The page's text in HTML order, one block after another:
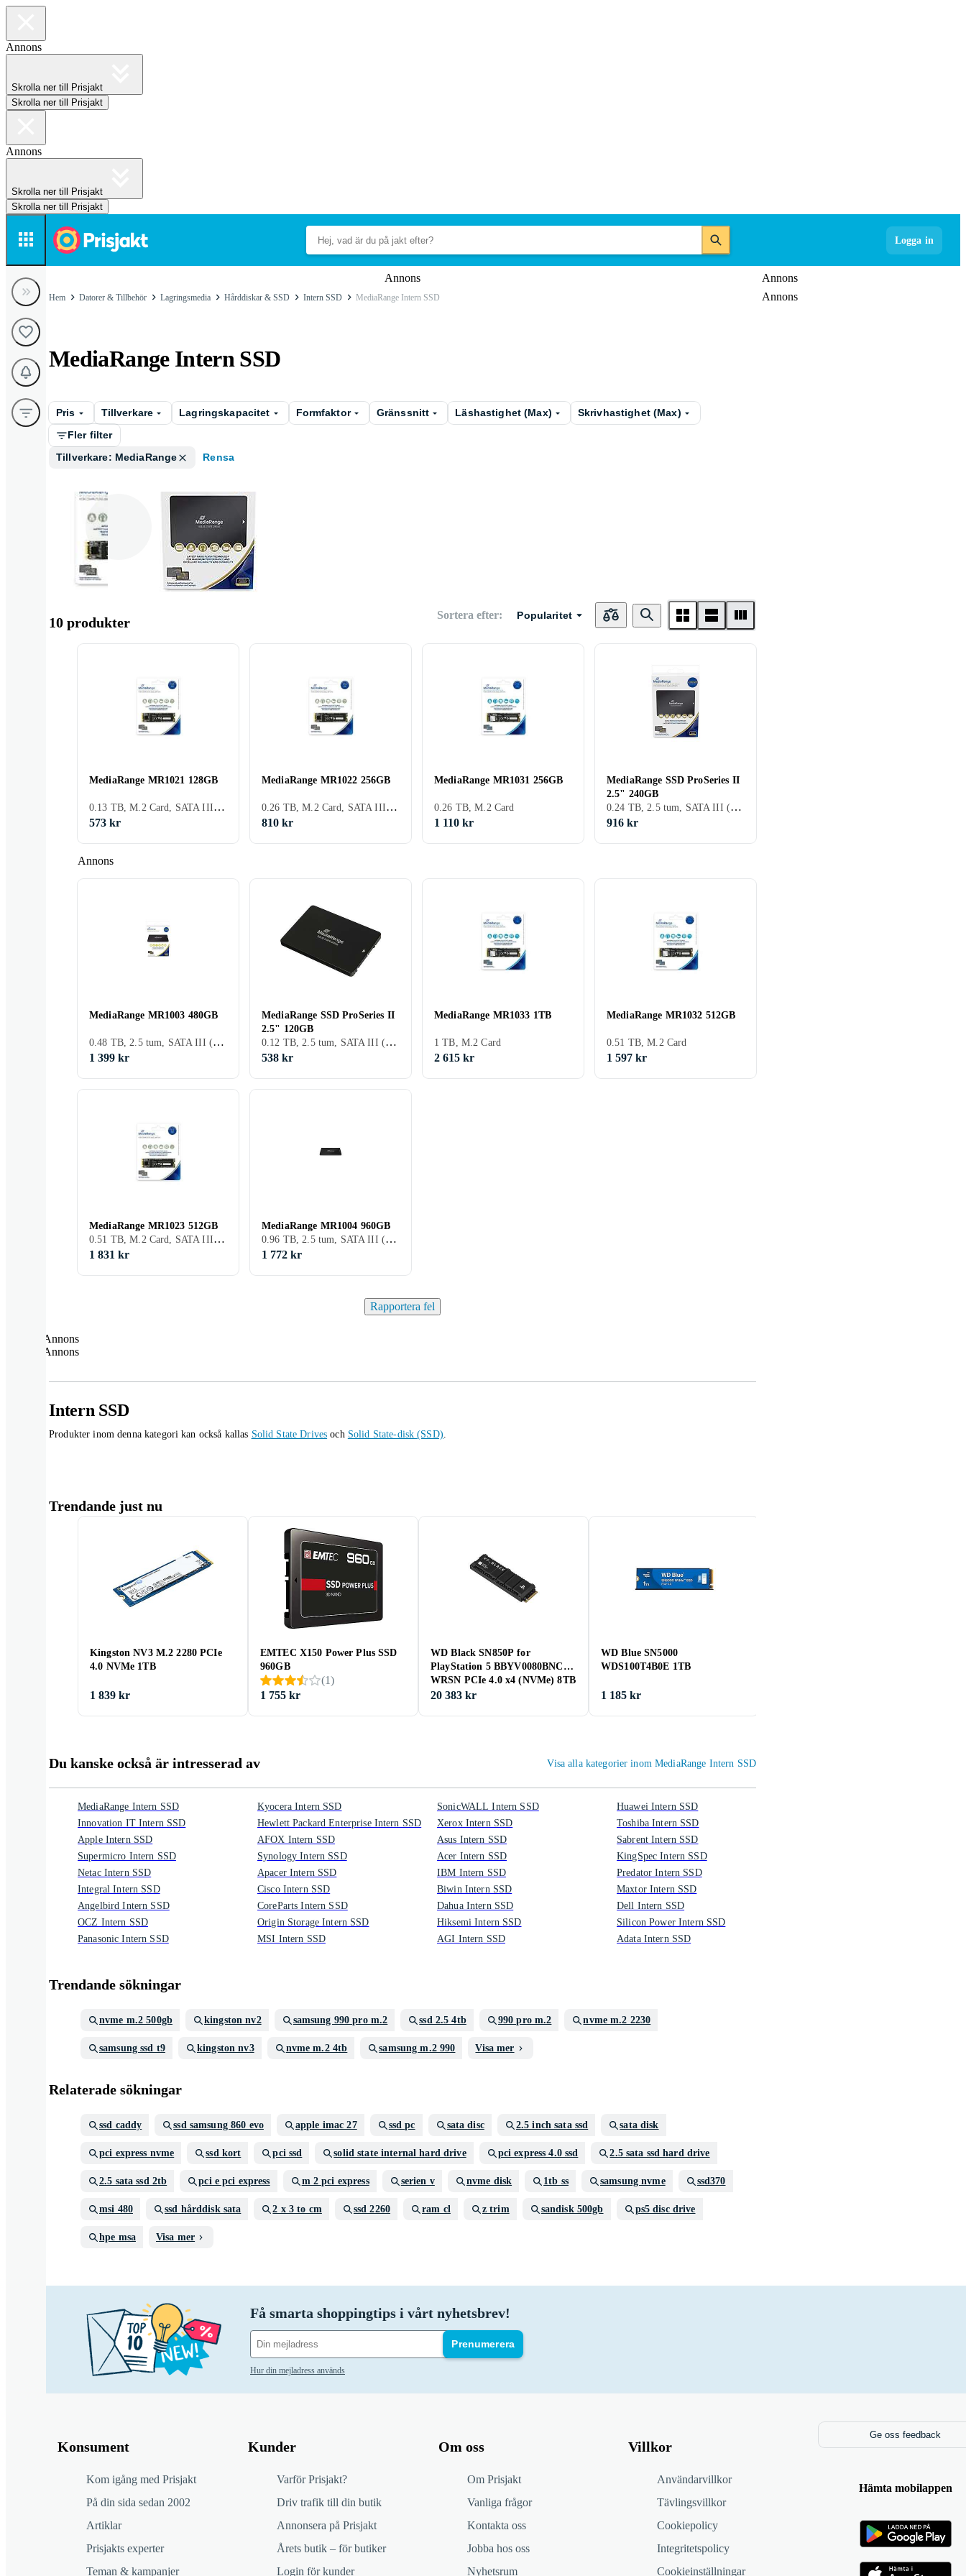
Annons
Skrolla ner till Prisjakt
Skrolla ner till Prisjakt
Annons
Skrolla ner till Prisjakt
Skrolla ner till Prisjakt
Logga in
Annons
Annons
Annons
Hem Datorer & Tillbehör Lagringsmedia Hårddiskar & SSD Intern SSD MediaRange Intern SSD
MediaRange Intern SSD
Pris Tillverkare Lagringskapacitet Formfaktor Gränssnitt Läshastighet (Max)
Skrivhastighet (Max)
Fler filter
Tillverkare: MediaRange
Rensa
M . 2 Card 2 . 5 tum
10 produkter Sortera efter: Popularitet
Annons
MediaRange MR1021 128GB
0.13 TB, M.2 Card, SATA III (6Gb/s)
573 kr
MediaRange MR1022 256GB
0.26 TB, M.2 Card, SATA III (6Gb/s)
810 kr
MediaRange MR1031 256GB
0.26 TB, M.2 Card
1 110 kr
MediaRange SSD ProSeries II
2.5" 240GB
0.24 TB, 2.5 tum, SATA III (6Gb/s)
916 kr
MediaRange MR1003 480GB
0.48 TB, 2.5 tum, SATA III (6Gb/s)
1 399 kr
MediaRange SSD ProSeries II
2.5" 120GB
0.12 TB, 2.5 tum, SATA III (6Gb/s)
538 kr
MediaRange MR1033 1TB
1 TB, M.2 Card
2 615 kr
MediaRange MR1032 512GB
0.51 TB, M.2 Card
1 597 kr
MediaRange MR1023 512GB
0.51 TB, M.2 Card, SATA III (6Gb/s)
1 831 kr
MediaRange MR1004 960GB
0.96 TB, 2.5 tum, SATA III (6Gb/s), S-ATA
1 772 kr
Rapportera fel
Annons
Annons
Intern SSD
Produkter inom denna kategori kan också kallas Solid State Drives och Solid State-disk (SSD).
Trendande just nu
Kingston NV3 M.2 2280 PCIe
4.0 NVMe 1TB
1 839 kr
EMTEC X150 Power Plus SSD
960GB
(1)
1 755 kr
WD Black SN850P for
PlayStation 5 BBYV0080BNC-
WRSN PCIe 4.0 x4 (NVMe) 8TB
20 383 kr
WD Blue SN5000
WDS100T4B0E 1TB
1 185 kr
Du kanske också är intresserad av Visa alla kategorier inom MediaRange Intern SSD
MediaRange Intern SSD
Innovation IT Intern SSD
Apple Intern SSD
Supermicro Intern SSD
Netac Intern SSD
Integral Intern SSD
Angelbird Intern SSD
OCZ Intern SSD
Panasonic Intern SSD
Kyocera Intern SSD
Hewlett Packard Enterprise Intern SSD
AFOX Intern SSD
Synology Intern SSD
Apacer Intern SSD
Cisco Intern SSD
CoreParts Intern SSD
Origin Storage Intern SSD
MSI Intern SSD
SonicWALL Intern SSD
Xerox Intern SSD
Asus Intern SSD
Acer Intern SSD
IBM Intern SSD
Biwin Intern SSD
Dahua Intern SSD
Hiksemi Intern SSD
AGI Intern SSD
Huawei Intern SSD
Toshiba Intern SSD
Sabrent Intern SSD
KingSpec Intern SSD
Predator Intern SSD
Maxtor Intern SSD
Dell Intern SSD
Silicon Power Intern SSD
Adata Intern SSD
Trendande sökningar
nvme m.2 500gb kingston nv2 samsung 990 pro m.2 ssd 2.5 4tb 990 pro m.2 nvme m.2 2230
samsung ssd t9 kingston nv3 nvme m.2 4tb samsung m.2 990 Visa mer
Relaterade sökningar
ssd caddy ssd samsung 860 evo apple imac 27 ssd pc sata disc 2.5 inch sata ssd sata disk
pci express nvme ssd kort pci ssd solid state internal hard drive pci express 4.0 ssd 2.5 sata ssd hard drive
2.5 sata ssd 2tb pci e pci express m 2 pci express serien v nvme disk 1tb ss samsung nvme ssd370
msi 480 ssd hårddisk sata 2 x 3 to cm ssd 2260 ram cl z trim sandisk 500gb ps5 disc drive
hpe msa Visa mer
Få smarta shoppingtips i vårt nyhetsbrev!
Prenumerera
Hur din mejladress används
Konsument
Kom igång med Prisjakt
På din sida sedan 2002
Artiklar
Prisjakts experter
Teman & kampanjer
Kunder
Varför Prisjakt?
Driv trafik till din butik
Annonsera på Prisjakt
Årets butik – för butiker
Login för kunder
Om oss
Om Prisjakt
Vanliga frågor
Kontakta oss
Jobba hos oss
Nyhetsrum
Villkor
Användarvillkor
Tävlingsvillkor
Cookiepolicy
Integritetspolicy
Cookieinställningar
Ge oss feedback
Hämta mobilappen